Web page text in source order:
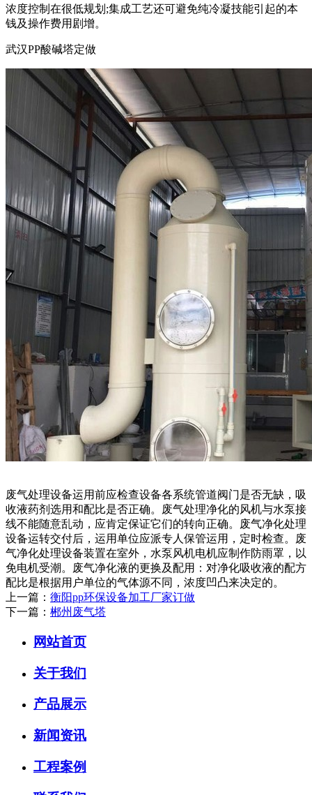
浓度控制在很低规划;集成工艺还可避免纯冷凝技能引起的本
钱及操作费用剧增。
武汉PP酸碱塔定做
废气处理设备运用前应检查设备各系统管道阀门是否无缺，吸
收液药剂选用和配比是否正确。废气处理净化的风机与水泵接
线不能随意乱动，应肯定保证它们的转向正确。废气净化处理
设备运转交付后，运用单位应派专人保管运用，定时检查。废
气净化处理设备装置在室外，水泵风机电机应制作防雨罩，以
免电机受潮。废气净化液的更换及配用：对净化吸收液的配方
配比是根据用户单位的气体源不同，浓度凹凸来决定的。
上一篇： 衡阳pp环保设备加工厂家订做
下一篇： 郴州废气塔
网站首页
关于我们
产品展示
新闻资讯
工程案例